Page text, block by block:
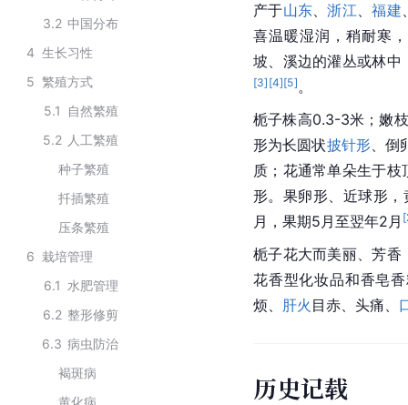
3.2 中国分布
4 生长习性
5 繁殖方式
5.1
自然繁殖
5.2 人工繁殖
种子繁殖
扦插繁殖
压条繁殖
6 栽培管理
6.1 水肥管理
6.2 整形修剪
6.3 病虫防治
褐斑病
黄化病
产于山东 、浙江 、福建
喜温暖湿润，稍耐寒
坡、溪边的灌丛或林中
[3] [4][5] 。
栀子株高0.3-3米；嫩
形为长圆状披针形、倒
质；花通常单朵生于
形。果卵形、近球形
月，果期5月至翌年2月 [
栀子花大而美丽、芳
花香型化妆品和香皂
烦、 肝火 目赤、头痛、
历史记载